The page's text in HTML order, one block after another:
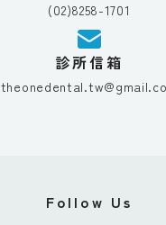
(02)8258-1701
診所信箱
Follow Us